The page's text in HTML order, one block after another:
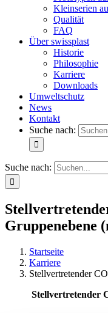
Kleinserien
Qualität
FAQ
Über swissplast
Historie
Philosophie
Karriere
Downloads
Umweltschutz
News
Kontakt
Suche nach:
Suche nach:
Gruppenebene
Startseite
Karriere
Stellvertretender
Stellvertretender